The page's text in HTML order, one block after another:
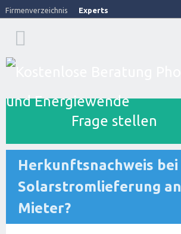
Firmenverzeichnis Experts
Frage stellen
Herkunftsnachweis bei
Solarstromlieferung an
Mieter?